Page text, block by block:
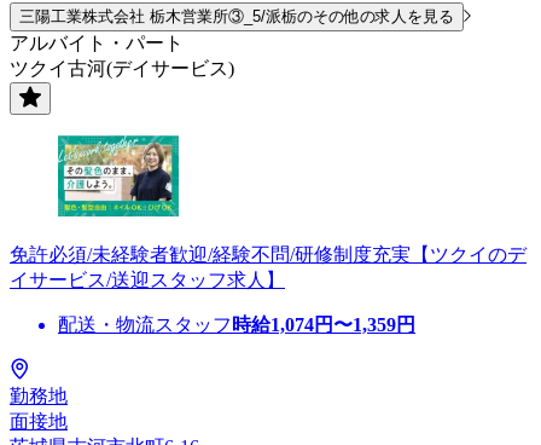
三陽工業株式会社 栃木営業所③_5/派栃のその他の求人を見る
アルバイト・パート
ツクイ古河(デイサービス)
免許必須/未経験者歓迎/経験不問/研修制度充実【ツクイのデ
イサービス/送迎スタッフ求人】
配送・物流スタッフ 時給1,074円〜1,359円
勤務地
面接地